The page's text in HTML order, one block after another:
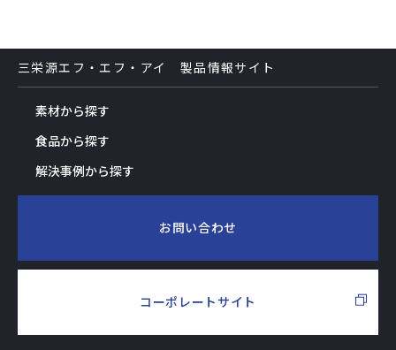
三栄源エフ・エフ・アイ 製品情報サイト
素材から探す
食品から探す
解決事例から探す
お問い合わせ
コーポレートサイト